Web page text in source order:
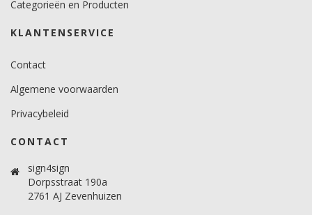
Categorieën en Producten
KLANTENSERVICE
Contact
Algemene voorwaarden
Privacybeleid
CONTACT
sign4sign
Dorpsstraat 190a
2761 AJ Zevenhuizen